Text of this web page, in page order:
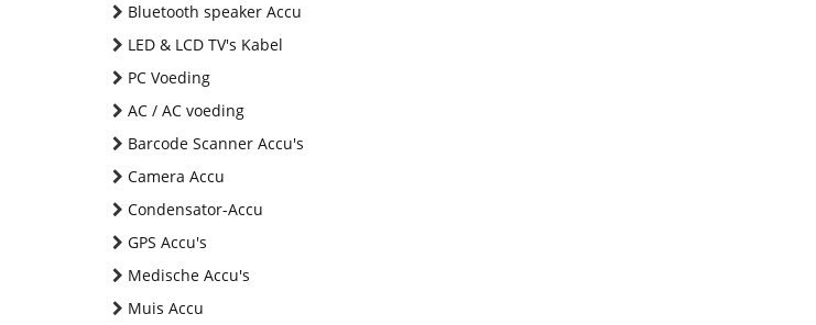
Bluetooth speaker Accu
LED & LCD TV's Kabel
PC Voeding
AC / AC voeding
Barcode Scanner Accu's
Camera Accu
Condensator-Accu
GPS Accu's
Medische Accu's
Muis Accu